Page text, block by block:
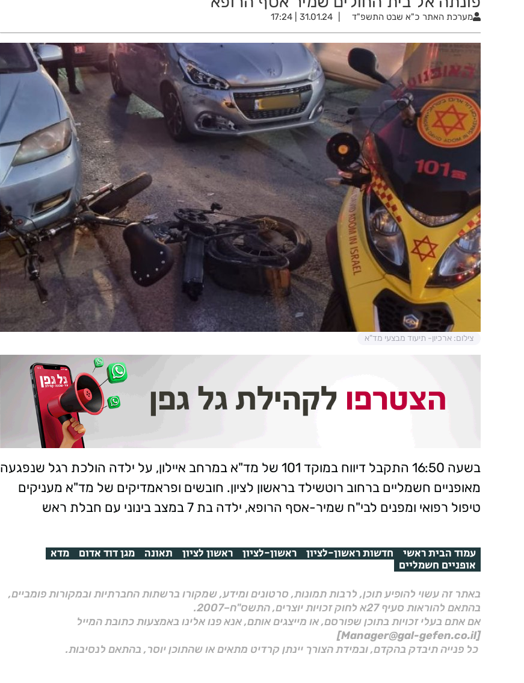
מערכת האתר כ"א שבט התשפ"ד 31.01.24 | 17:24
צילום: ארכיון- תיעוד מבצעי מד"א
בשעה 16:50 התקבל דיווח במוקד 101 של מד"א במרחב איילון, על ילדה הולכת רגל שנפגעה
מאופניים חשמליים ברחוב רוטשילד בראשון לציון. חובשים ופראמדיקים של מד"א מעניקים
טיפול רפואי ומפנים לבי"ח שמיר-אסף הרופא, ילדה בת 7 במצב בינוני עם חבלת ראש
עמוד הבית ראשי חדשות ראשון-לציון ראשון-לציון ראשון לציון תאונה מגן דוד אדום מדא
אופניים חשמליים
באתר זה עשוי להופיע תוכן, לרבות תמונות, סרטונים ומידע, שמקורו ברשתות החברתיות ובמקורות פומביים,
בהתאם להוראות סעיף 27א לחוק זכויות יוצרים, התשס"ח–2007.
אם אתם בעלי זכויות בתוכן שפורסם, או מייצגים אותם, אנא פנו אלינו באמצעות כתובת המייל
[Manager@gal-gefen.co.il]
כל פנייה תיבדק בהקדם, ובמידת הצורך יינתן קרדיט מתאים או שהתוכן יוסר, בהתאם לנסיבות.